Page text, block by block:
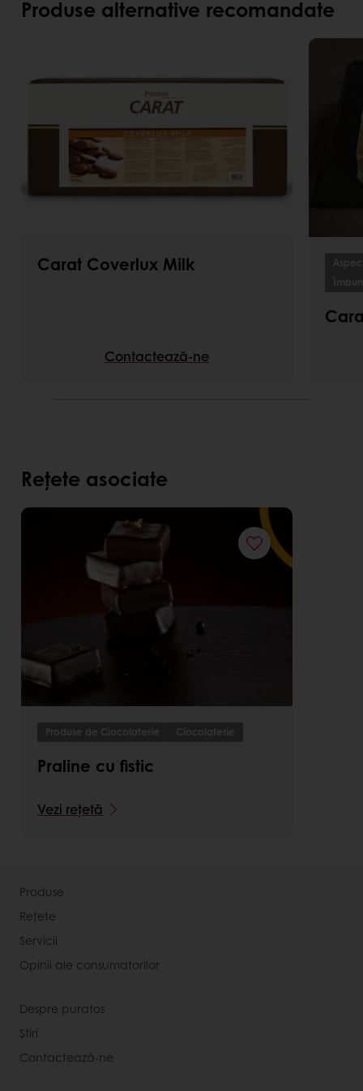
Produse alternative recomandate
Carat Coverlux Milk
Contactează-ne
Rețete asociate
Produse de Ciocolaterie Ciocolaterie
Praline cu fistic
Vezi rețetă
Produse
Rețete
Servicii
Opinii ale consumatorilor
Despre puratos
Știri
Contactează-ne